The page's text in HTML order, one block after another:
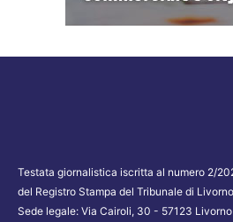
Testata giornalistica iscritta al numero 2/
del Registro Stampa del Tribunale di Livorno
Sede legale: Via Cairoli, 30 - 57123 Livorno